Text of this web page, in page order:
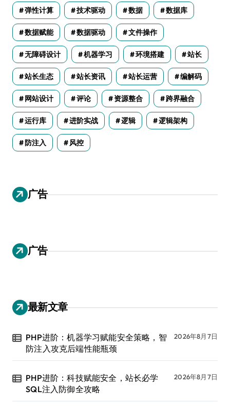
弹性计算 技术驱动 数据 数据库
数据赋能 数据驱动 文件操作
无障碍设计 机器学习 环境搭建 站长
站长生态 站长资讯 站长运营 编解码
网站设计 评论 资源整合 跨界融合
运行库 进阶实战 逻辑 逻辑架构
防注入 风控
广告
广告
最新文章
PHP进阶：机器学习赋能安全策略，智
防注入攻克后端性能瓶颈
2026年8月7日
PHP进阶：科技赋能安全，站长必学
SQL注入防御全攻略
2026年8月7日